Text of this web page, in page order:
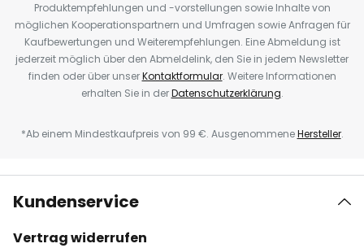
Produktempfehlungen und -vorstellungen sowie Inhalte von
möglichen Kooperationspartnern und Umfragen sowie Anfragen für
Kaufbewertungen und Weiterempfehlungen. Eine Abmeldung ist
jederzeit möglich über den Abmeldelink, den Sie in jedem Newsletter
finden oder über unserKontaktformular. Weitere Informationen
erhalten Sie in derDatenschutzerklärung.
*Ab einem Mindestkaufpreis von 99 €. AusgenommeneHersteller.
Kundenservice
Vertrag widerrufen